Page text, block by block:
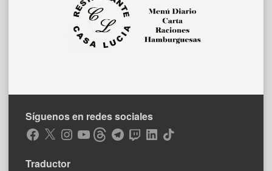
Síguenos en redes sociales
Facebook
X Instagram
YouTubeThreadsTelegramTwitchLinkedIn
TikTok
Traductor